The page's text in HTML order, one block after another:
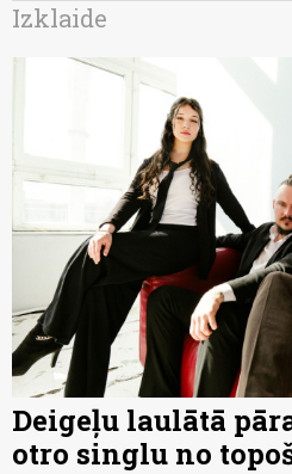
Izklaide
Deigeļu laulātā
otro singlu no